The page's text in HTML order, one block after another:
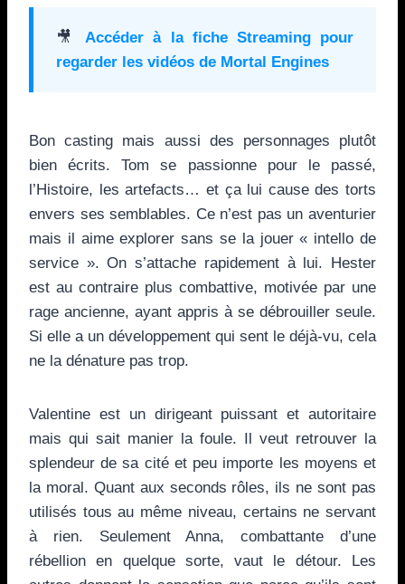
🎥 Accéder à la fiche Streaming pour
regarder les vidéos de Mortal Engines
Bon casting mais aussi des personnages plutôt
bien écrits. Tom se passionne pour le passé,
l’Histoire, les artefacts… et ça lui cause des torts
envers ses semblables. Ce n’est pas un aventurier
mais il aime explorer sans se la jouer « intello de
service ». On s’attache rapidement à lui. Hester
est au contraire plus combattive, motivée par une
rage ancienne, ayant appris à se débrouiller seule.
Si elle a un développement qui sent le déjà-vu, cela
ne la dénature pas trop.
Valentine est un dirigeant puissant et autoritaire
mais qui sait manier la foule. Il veut retrouver la
splendeur de sa cité et peu importe les moyens et
la moral. Quant aux seconds rôles, ils ne sont pas
utilisés tous au même niveau, certains ne servant
à rien. Seulement Anna, combattante d’une
rébellion en quelque sorte, vaut le détour. Les